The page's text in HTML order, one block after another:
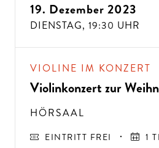
19. Dezember 2023
DIENSTAG, 19:30 UHR
VIOLINE IM KONZERT
Violinkonzert zur
HÖRSAAL
EINTRITT FREI 1